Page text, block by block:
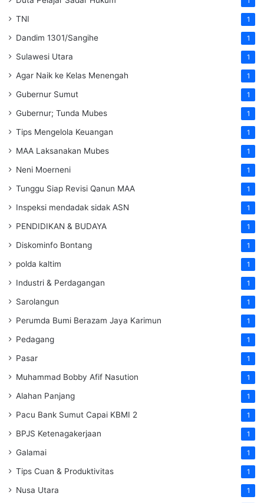
TNI 1
Dandim 1301/Sangihe 1
Sulawesi Utara 1
Agar Naik ke Kelas Menengah 1
Gubernur Sumut 1
Gubernur; Tunda Mubes 1
Tips Mengelola Keuangan 1
MAA Laksanakan Mubes 1
Neni Moerneni 1
Tunggu Siap Revisi Qanun MAA 1
Inspeksi mendadak sidak ASN 1
PENDIDIKAN & BUDAYA 1
Diskominfo Bontang 1
polda kaltim 1
Industri & Perdagangan 1
Sarolangun 1
Perumda Bumi Berazam Jaya Karimun 1
Pedagang 1
Pasar 1
Muhammad Bobby Afif Nasution 1
Alahan Panjang 1
Pacu Bank Sumut Capai KBMI 2 1
BPJS Ketenagakerjaan 1
Galamai 1
Tips Cuan & Produktivitas 1
Nusa Utara 1